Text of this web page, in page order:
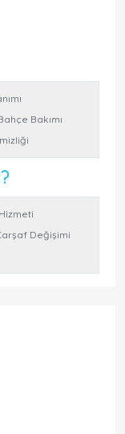
Bakımı
Değişimi